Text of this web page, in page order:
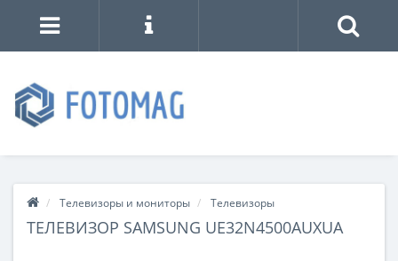
Телевизоры и мониторы Телевизоры
ТЕЛЕВИЗОР SAMSUNG UE32N4500AUXUA